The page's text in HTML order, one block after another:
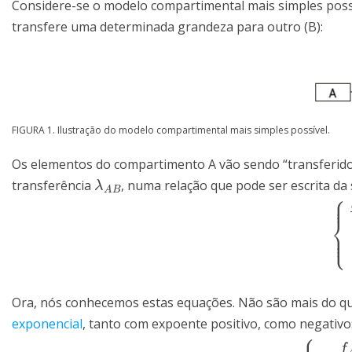
Considere-se o modelo compartimental mais simples
transfere uma determinada grandeza para outro (B):
FIGURA 1. Ilustração do modelo compartimental mais simples possível.
Os elementos do compartimento A vão sendo
transferência λAB
λAB, numa relação que pode ser escrita
⎧
⎩
⎨⎪
⎪
⎪
⎪
{d
Ora, nós conhecemos estas equações. Não são mais do
exponencial, tanto com expoente positivo, como
f